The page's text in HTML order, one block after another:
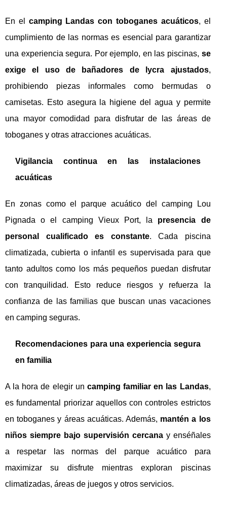
En el camping Landas con toboganes acuáticos, el
cumplimiento de las normas es esencial para garantizar
una experiencia segura. Por ejemplo, en las piscinas, se
exige el uso de bañadores de lycra ajustados,
prohibiendo piezas informales como bermudas o
camisetas. Esto asegura la higiene del agua y permite
una mayor comodidad para disfrutar de las áreas de
toboganes y otras atracciones acuáticas.
Vigilancia continua en las instalaciones
acuáticas
En zonas como el parque acuático del camping Lou
Pignada o el camping Vieux Port, la presencia de
personal cualificado es constante. Cada piscina
climatizada, cubierta o infantil es supervisada para que
tanto adultos como los más pequeños puedan disfrutar
con tranquilidad. Esto reduce riesgos y refuerza la
confianza de las familias que buscan unas vacaciones
en camping seguras.
Recomendaciones para una experiencia segura
en familia
A la hora de elegir un camping familiar en las Landas,
es fundamental priorizar aquellos con controles estrictos
en toboganes y áreas acuáticas. Además, mantén a los
niños siempre bajo supervisión cercanay enséñales
a respetar las normas del parque acuático para
maximizar su disfrute mientras exploran piscinas
climatizadas, áreas de juegos y otros servicios.